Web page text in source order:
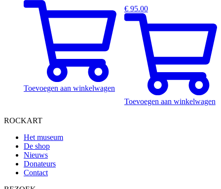
Toevoegen aan winkelwagen
€95.00
Toevoegen aan winkelwagen
ROCKART
Het museum
De shop
Nieuws
Donateurs
Contact